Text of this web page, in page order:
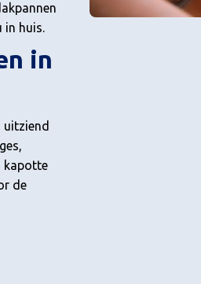
in huis.
in
uitziend
kapotte
de